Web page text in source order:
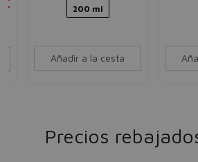
200 ml
Añadir a la cesta
Precios